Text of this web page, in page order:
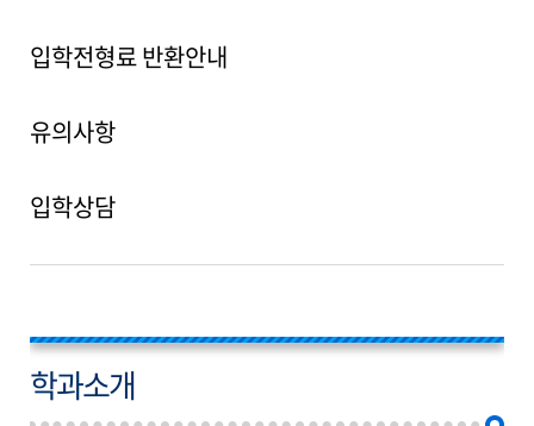
입학전형료 반환안내
유의사항
입학상담
학과소개